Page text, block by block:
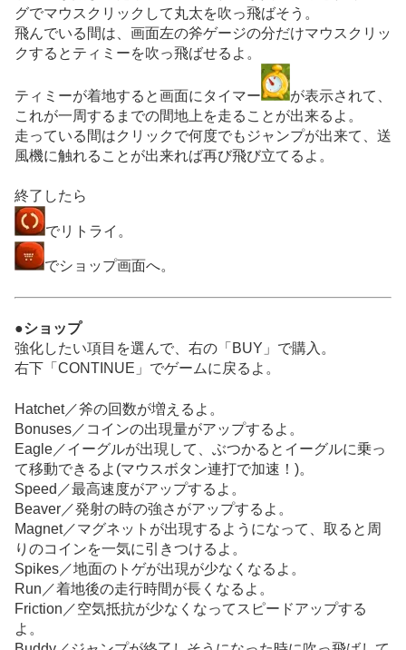
グでマウスクリックして丸太を吹っ飛ばそう。
飛んでいる間は、画面左の斧ゲージの分だけマウスクリッ
クするとティミーを吹っ飛ばせるよ。
ティミーが着地すると画面にタイマー
が表示されて、
これが一周するまでの間地上を走ることが出来るよ。
走っている間はクリックで何度でもジャンプが出来て、送
風機に触れることが出来れば再び飛び立てるよ。
終了したら
でリトライ。
でショップ画面へ。
●ショップ
強化したい項目を選んで、右の「BUY」で購入。
右下「CONTINUE」でゲームに戻るよ。
Hatchet／斧の回数が増えるよ。
Bonuses／コインの出現量がアップするよ。
Eagle／イーグルが出現して、ぶつかるとイーグルに乗っ
て移動できるよ(マウスボタン連打で加速！)。
Speed／最高速度がアップするよ。
Beaver／発射の時の強さがアップするよ。
Magnet／マグネットが出現するようになって、取ると周
りのコインを一気に引きつけるよ。
Spikes／地面のトゲが出現が少なくなるよ。
Run／着地後の走行時間が長くなるよ。
Friction／空気抵抗が少なくなってスピードアップする
よ。